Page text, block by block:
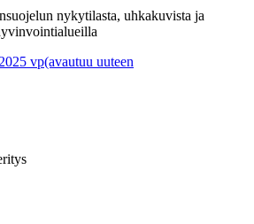
nykytilasta, uhkakuvista ja
vp(avautuu uuteen